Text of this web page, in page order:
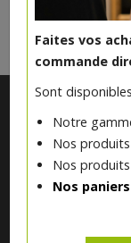
Faites vos
commande
Sont
Notre
Nos
Nos
Nos
vendredi 14/08